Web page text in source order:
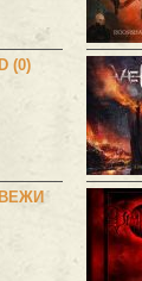
(0)